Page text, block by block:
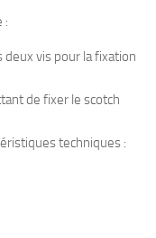
:
vis pour la fixation
de fixer le scotch
techniques :